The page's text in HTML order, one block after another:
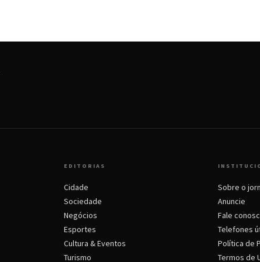
EDITORIAS
Cidade
Sociedade
Negócios
Esportes
Cultura & Eventos
Turismo
Sobre o
Anuncie
Fale
Telefones
Política de
Termos de